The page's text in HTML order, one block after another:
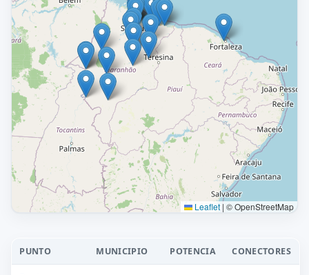
Leaflet | © OpenStreetMap
PUNTO MUNICIPIO POTENCIA CONECTORES